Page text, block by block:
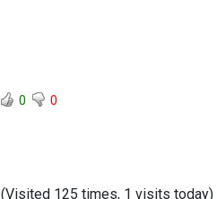
0 0
(Visited 125 times, 1 visits today)